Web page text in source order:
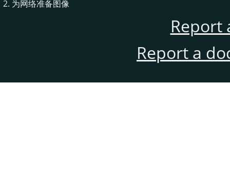
2. 为网络准备图像
Report
Report a